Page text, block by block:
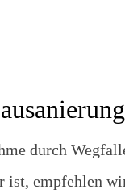
durch
empfehlen